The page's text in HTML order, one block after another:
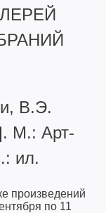
В.Э.
М.: Арт-
ил.
произведений
по 11